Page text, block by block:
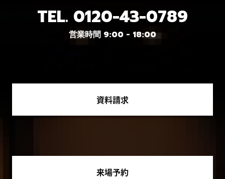
TEL. 0120-43-0789
営業時間 9:00 - 18:00
資料請求
来場予約